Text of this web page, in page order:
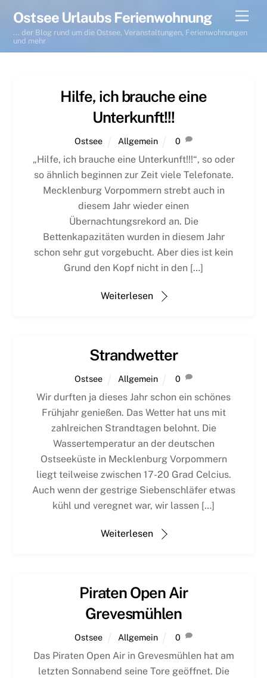
content
Ostsee Urlaubs Ferienwohnung
... der Blog rund um die Ostsee, Veranstaltungen, Ferienwohnungen
und mehr
Hilfe, ich brauche eine
Unterkunft!!!
Ostsee Allgemein 0
„Hilfe, ich brauche eine Unterkunft!!!“, so oder
so ähnlich beginnen zur Zeit viele Telefonate.
Mecklenburg Vorpommern strebt auch in
diesem Jahr wieder einen
Übernachtungsrekord an. Die
Bettenkapazitäten wurden in diesem Jahr
schon sehr gut vorgebucht. Aber dies ist kein
Grund den Kopf nicht in den […]
Weiterlesen
Strandwetter
Ostsee Allgemein 0
Wir durften ja dieses Jahr schon ein schönes
Frühjahr genießen. Das Wetter hat uns mit
zahlreichen Strandtagen belohnt. Die
Wassertemperatur an der deutschen
Ostseeküste in Mecklenburg Vorpommern
liegt teilweise zwischen 17-20 Grad Celcius.
Auch wenn der gestrige Siebenschläfer etwas
kühl und veregnet war, wir lassen […]
Weiterlesen
Piraten Open Air
Grevesmühlen
Ostsee Allgemein 0
Das Piraten Open Air in Grevesmühlen hat am
letzten Sonnabend seine Tore geöffnet. Die